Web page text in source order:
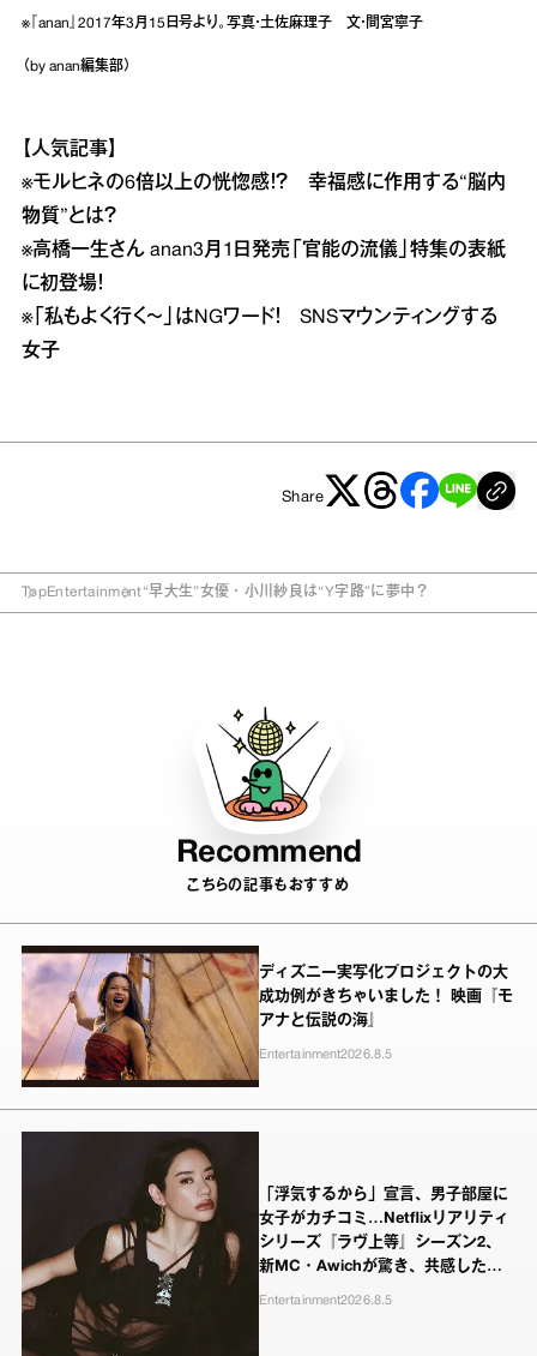
※『anan』2017年3月15日号より。写真・土佐麻理子 文・間宮寧子
（by anan編集部）
【人気記事】
※モルヒネの6倍以上の恍惚感！？ 幸福感に作用する“脳内
物質”とは？
※高橋一生さん anan3月1日発売「官能の流儀」特集の表紙
に初登場！
※「私もよく行く～」はNGワード！ SNSマウンティングする
女子
Share
TopEntertainment“早大生”女優・小川紗良は“Y字路”に夢中？
Recommend
こちらの記事もおすすめ
ディズニー実写化プロジェクトの大
成功例がきちゃいました！ 映画『モ
アナと伝説の海』
Entertainment2026.8.5
「浮気するから」宣言、男子部屋に
女子がカチコミ…Netflixリアリティ
シリーズ『ラヴ上等』シーズン2、
新MC・Awichが驚き、共感したヤ
Entertainment2026.8.5